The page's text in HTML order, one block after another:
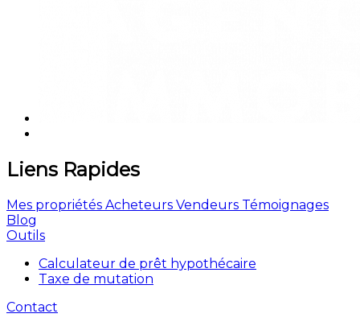
Liens Rapides
Mes propriétés Acheteurs Vendeurs Témoignages
Blog
Outils
Calculateur de prêt hypothécaire
Taxe de mutation
Contact